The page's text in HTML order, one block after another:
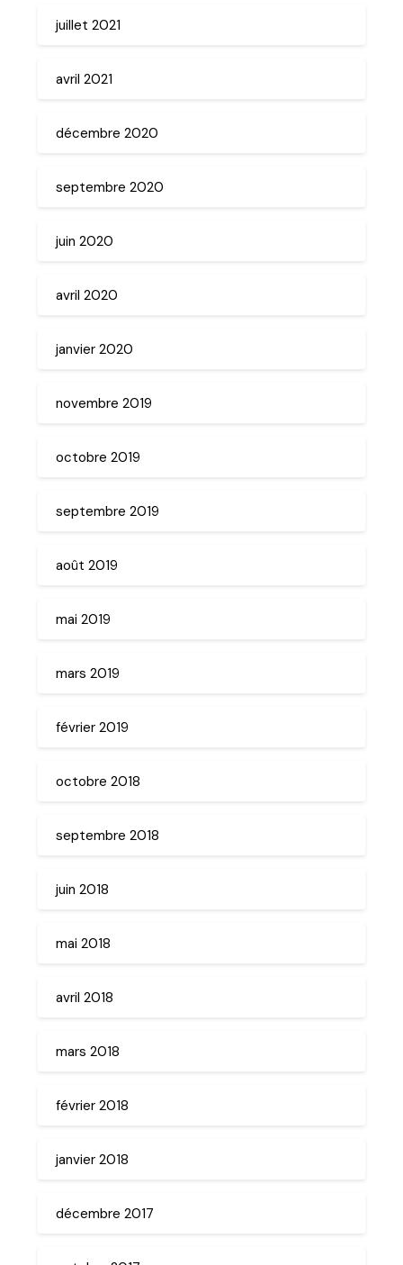
juillet 2021
avril 2021
décembre 2020
septembre 2020
juin 2020
avril 2020
janvier 2020
novembre 2019
octobre 2019
septembre 2019
août 2019
mai 2019
mars 2019
février 2019
octobre 2018
septembre 2018
juin 2018
mai 2018
avril 2018
mars 2018
février 2018
janvier 2018
décembre 2017